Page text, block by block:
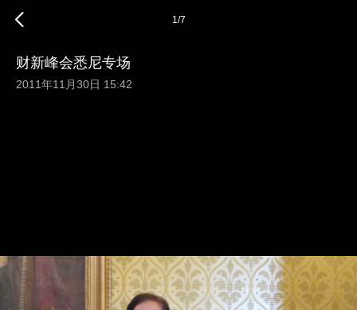
1/7
财新峰会悉尼专场
2011年11月30日 15:42